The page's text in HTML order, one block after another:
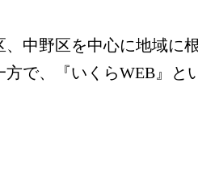
中野区を中心に地域に
で、『いくらWEB』と